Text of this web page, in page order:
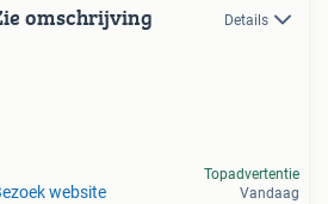
omschrijving Details
website
Topadvertentie
Vandaag